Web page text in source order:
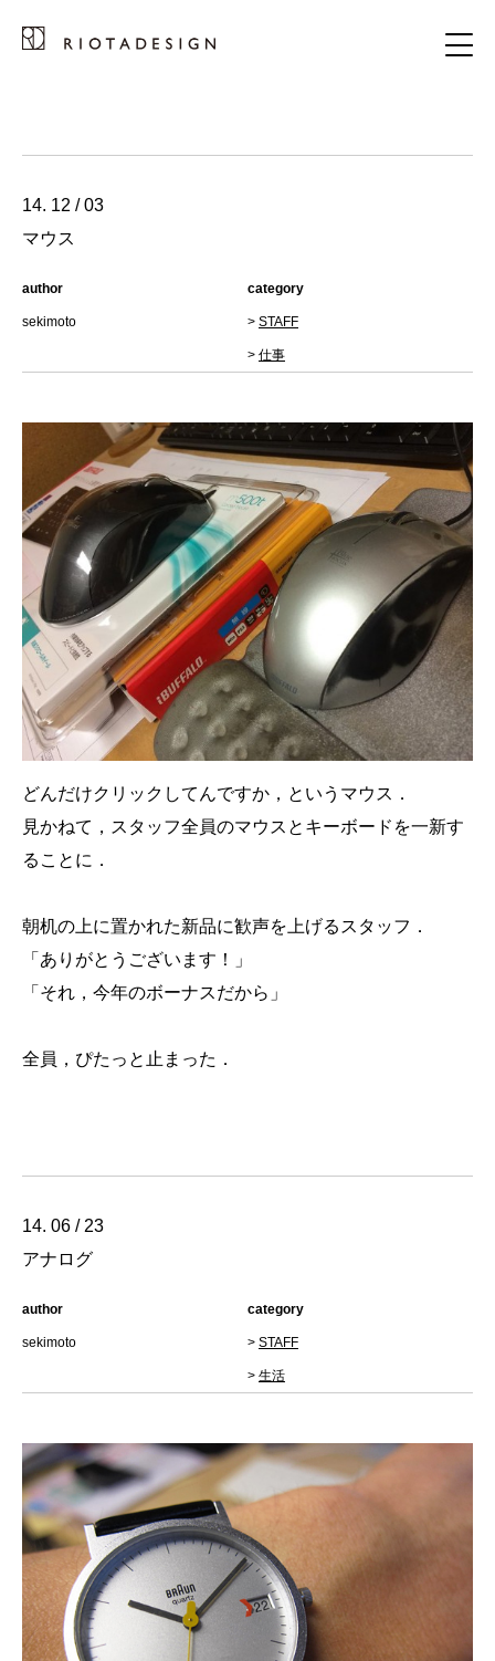
14. 12 / 03
マウス
author
sekimoto
category
> STAFF
> 仕事
どんだけクリックしてんですか，というマウス．
見かねて，スタッフ全員のマウスとキーボードを一新す
ることに．
朝机の上に置かれた新品に歓声を上げるスタッフ．
「ありがとうございます！」
「それ，今年のボーナスだから」
全員，ぴたっと止まった．
14. 06 / 23
アナログ
author
sekimoto
category
> STAFF
> 生活